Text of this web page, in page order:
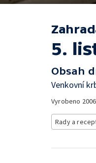
5.
Obsah
Venkovní
Vyrobeno 2006
Rady a